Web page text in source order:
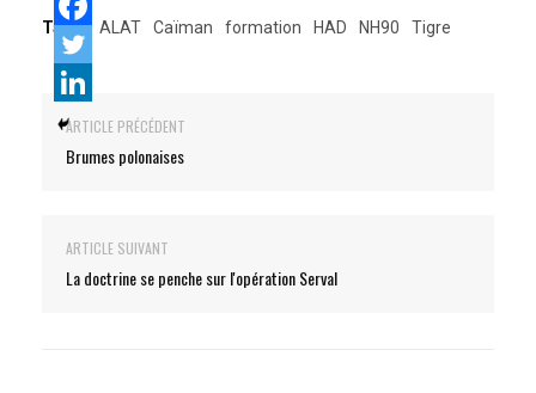
Tags: ALAT Caïman formation HAD NH90 Tigre
ARTICLE PRÉCÉDENT
Brumes polonaises
ARTICLE SUIVANT
La doctrine se penche sur l'opération Serval